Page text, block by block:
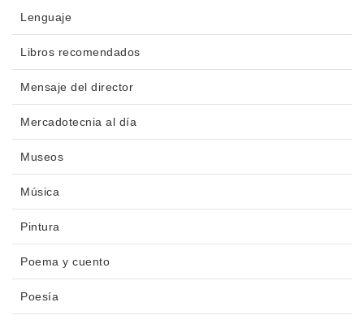
Lenguaje
Libros recomendados
Mensaje del director
Mercadotecnia al día
Museos
Música
Pintura
Poema y cuento
Poesía